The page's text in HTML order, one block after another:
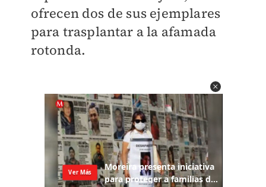
ofrecen dos de sus ejemplares
para trasplantar a la afamada
rotonda.